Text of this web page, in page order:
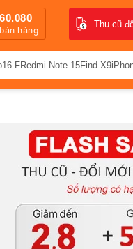
hàng
Thu cũ
FRedmi Note 15Find X9